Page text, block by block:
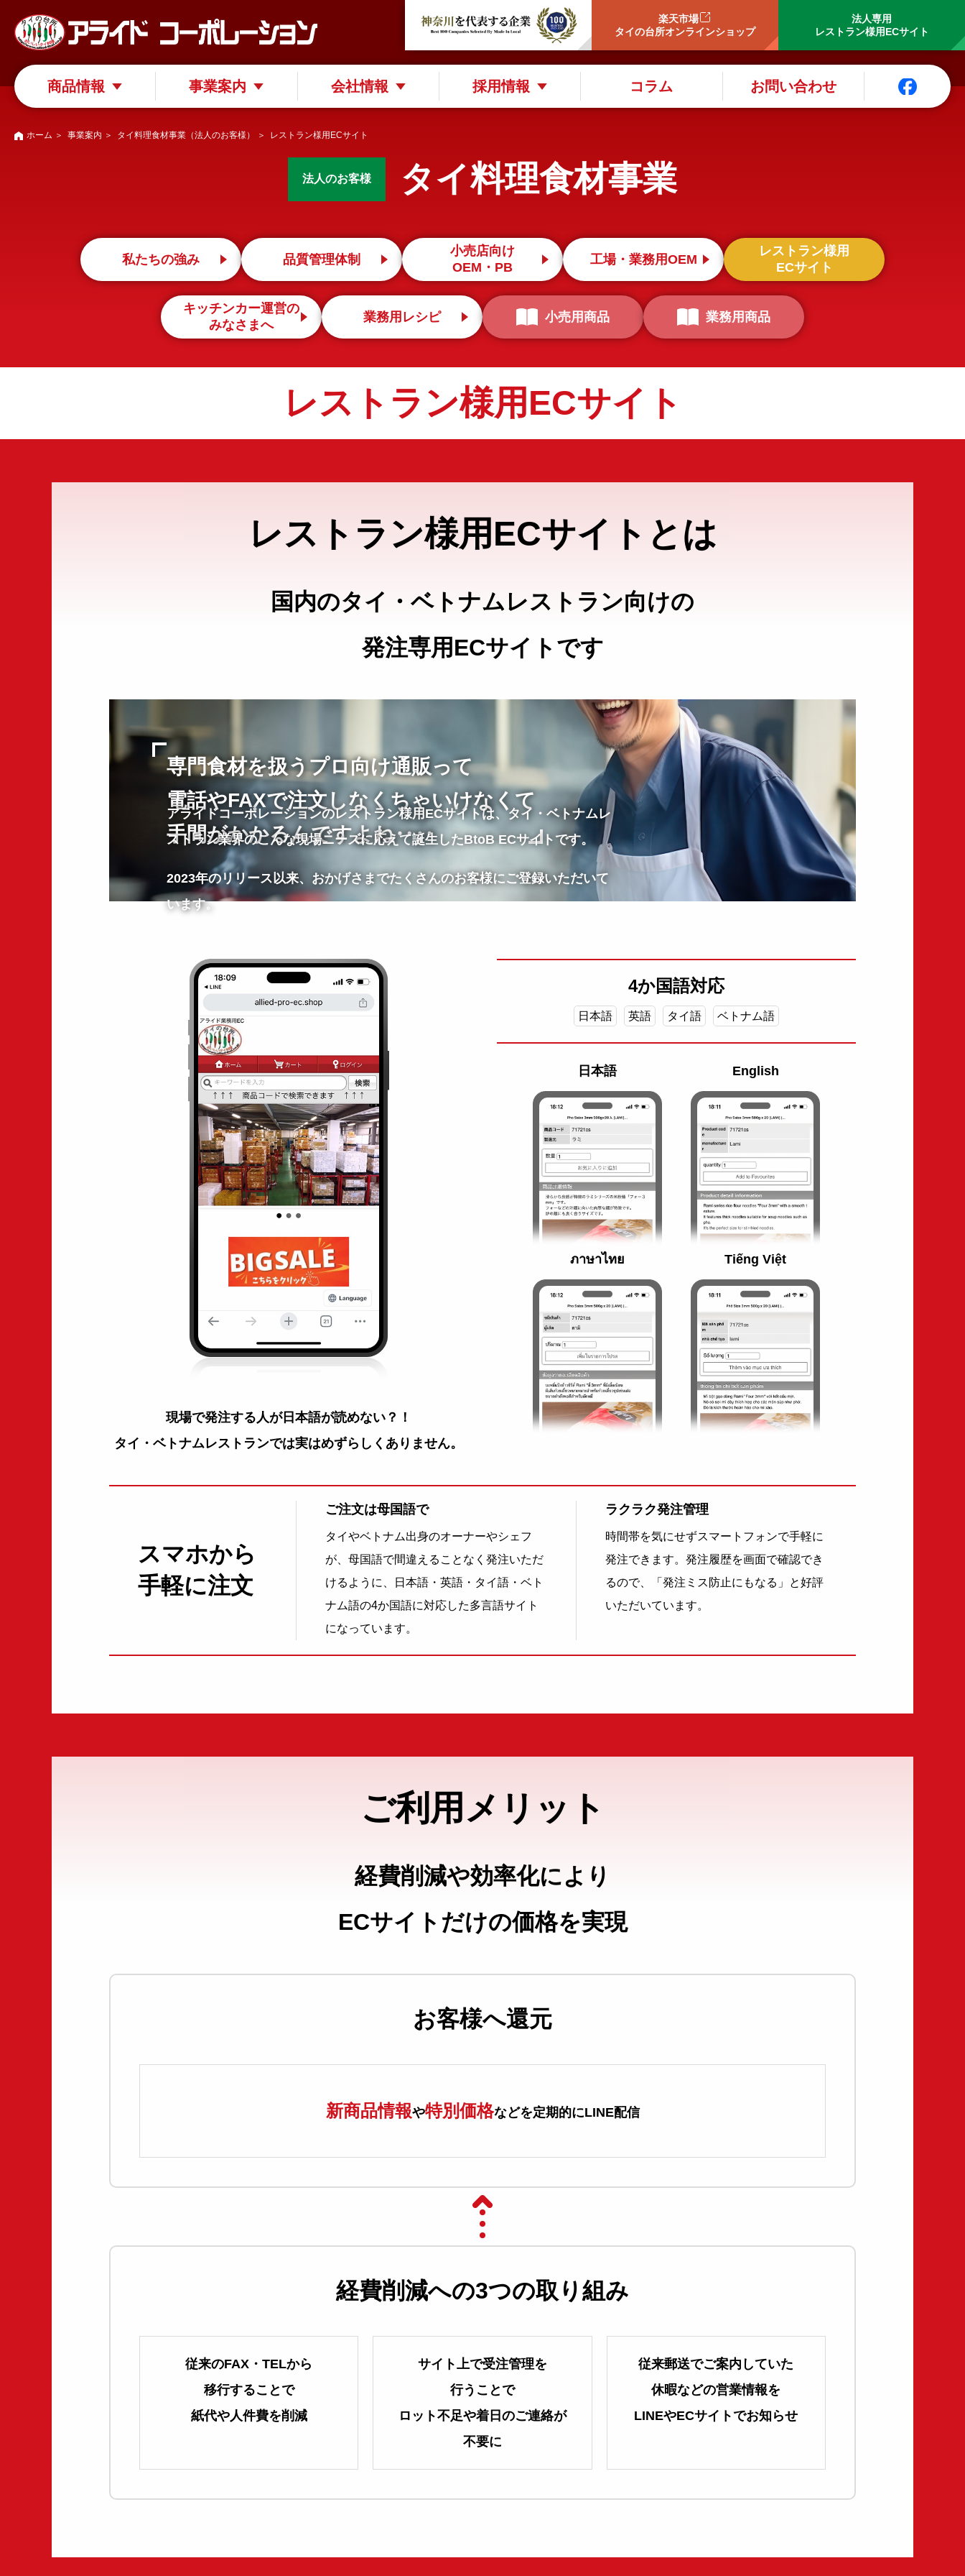
楽天市場
タイの台所オンラインショップ
法人専用
レストラン様用ECサイト
商品情報 事業案内 会社情報 採用情報 コラム お問い合わせ
ホーム ＞ 事業案内 ＞ タイ料理食材事業（法人のお客様） ＞ レストラン様用ECサイト
法人のお客様 タイ料理食材事業
私たちの強み 品質管理体制
小売店向け
OEM・PB
工場・業務用OEM
レストラン様用
ECサイト
キッチンカー運営の
みなさまへ
業務用レシピ 小売用商品 業務用商品
レストラン様用ECサイト
レストラン様用 ECサイトとは
国内のタイ・ベトナムレストラン向けの
発注専用ECサイトです
専門食材を扱うプロ向け通販って
電話やFAXで注文しなくちゃいけなくて
手間がかかるんですよね‥‥
アライドコーポレーションのレストラン様用ECサイトは、タイ・ベトナムレ
ストラン業界のこんな現場ニーズに応えて誕生したBtoB ECサイトです。
2023年のリリース以来、おかげさまでたくさんのお客様にご登録いただいて
います。
現場で発注する人が日本語が読めない？！
タイ・ベトナムレストランでは実はめずらしくありません。
4か国語対応
日本語 英語 タイ語 ベトナム語
日本語 English
ภาษาไทย Tiếng Việt
スマホから
手軽に注文
ご注文は母国語で
タイやベトナム出身のオーナーやシェフ
が、母国語で間違えることなく発注いただ
けるように、日本語・英語・タイ語・ベト
ナム語の4か国語に対応した多言語サイト
になっています。
ラクラク発注管理
時間帯を気にせずスマートフォンで手軽に
発注できます。発注履歴を画面で確認でき
るので、「発注ミス防止にもなる」と好評
いただいています。
ご利用メリット
経費削減や効率化により
ECサイトだけの価格を実現
お客様へ還元
新商品情報や特別価格などを定期的にLINE配信
経費削減への3つの取り組み
従来のFAX・TELから
移行することで
紙代や人件費を削減
サイト上で受注管理を
行うことで
ロット不足や着日のご連絡が
不要に
従来郵送でご案内していた
休暇などの営業情報を
LINEやECサイトでお知らせ